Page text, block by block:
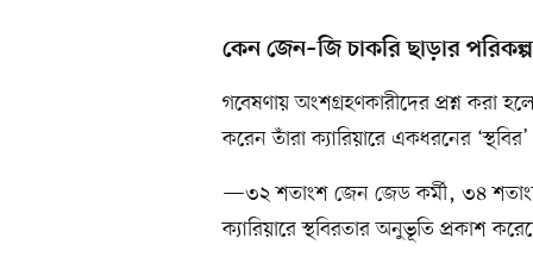
কেন জেন–জি চাকরি ছাড়ার
গবেষণায় অংশগ্রহণকারীদের প্রশ্ন করা
করেন তাঁরা ক্যারিয়ারে একধরনের
—৩২ শতাংশ জেন জেড কর্মী, ৩৪
ক্যারিয়ারে স্থবিরতার অনুভূতি প্রকাশ